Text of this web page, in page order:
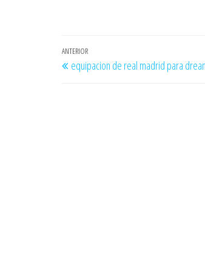
Navegación
de
Entrada
anterior
ANTERIOR
equipacion de real madrid para